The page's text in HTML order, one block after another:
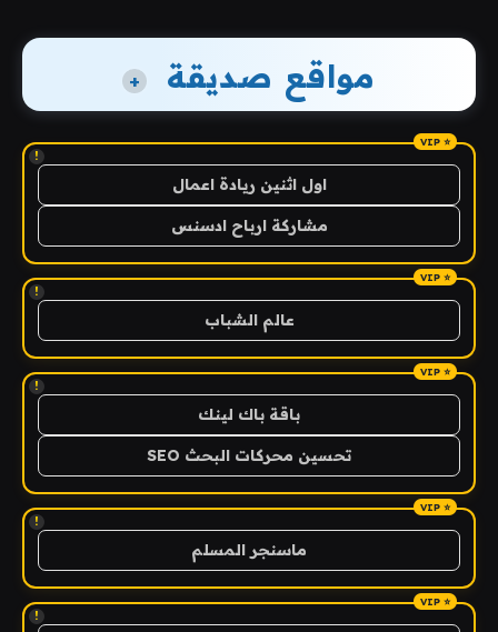
مواقع صديقة +
!
اول اثنين ريادة اعمال
مشاركة ارباح ادسنس
!
عالم الشباب
!
باقة باك لينك
تحسين محركات البحث SEO
!
ماسنجر المسلم
!